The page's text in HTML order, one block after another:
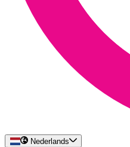
Nederlands